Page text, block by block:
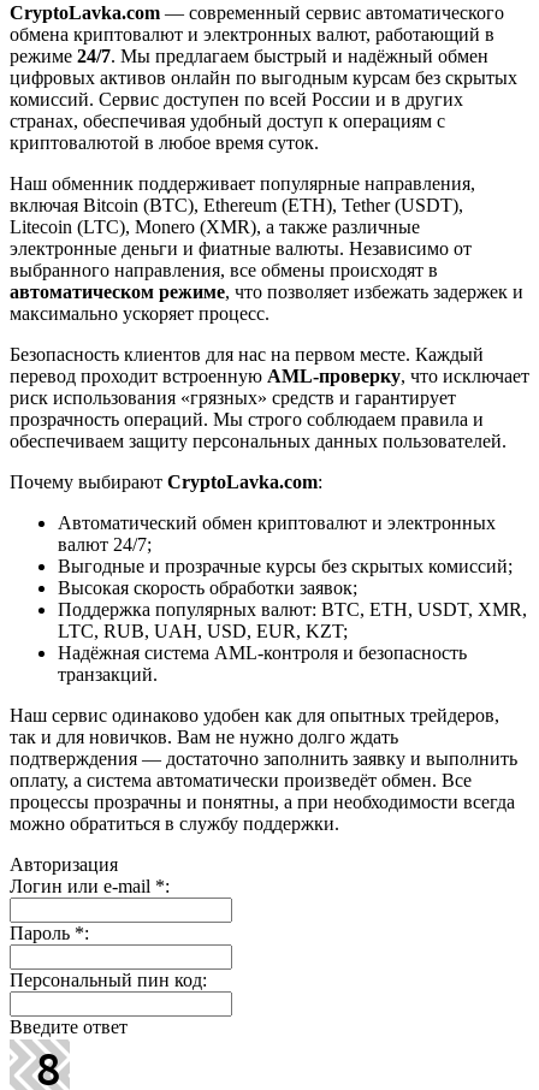
CryptoLavka.com — современный сервис автоматического
обмена криптовалют и электронных валют, работающий в
режиме 24/7. Мы предлагаем быстрый и надёжный обмен
цифровых активов онлайн по выгодным курсам без скрытых
комиссий. Сервис доступен по всей России и в других
странах, обеспечивая удобный доступ к операциям с
криптовалютой в любое время суток.
Наш обменник поддерживает популярные направления,
включая Bitcoin (BTC), Ethereum (ETH), Tether (USDT),
Litecoin (LTC), Monero (XMR), а также различные
электронные деньги и фиатные валюты. Независимо от
выбранного направления, все обмены происходят в
автоматическом режиме, что позволяет избежать задержек и
максимально ускоряет процесс.
Безопасность клиентов для нас на первом месте. Каждый
перевод проходит встроенную AML-проверку, что исключает
риск использования «грязных» средств и гарантирует
прозрачность операций. Мы строго соблюдаем правила и
обеспечиваем защиту персональных данных пользователей.
Почему выбирают CryptoLavka.com:
Автоматический обмен криптовалют и электронных
валют 24/7;
Выгодные и прозрачные курсы без скрытых комиссий;
Высокая скорость обработки заявок;
Поддержка популярных валют: BTC, ETH, USDT, XMR,
LTC, RUB, UAH, USD, EUR, KZT;
Надёжная система AML-контроля и безопасность
транзакций.
Наш сервис одинаково удобен как для опытных трейдеров,
так и для новичков. Вам не нужно долго ждать
подтверждения — достаточно заполнить заявку и выполнить
оплату, а система автоматически произведёт обмен. Все
процессы прозрачны и понятны, а при необходимости всегда
можно обратиться в службу поддержки.
Авторизация
Логин или e-mail *:
Пароль *:
Персональный пин код:
Введите ответ